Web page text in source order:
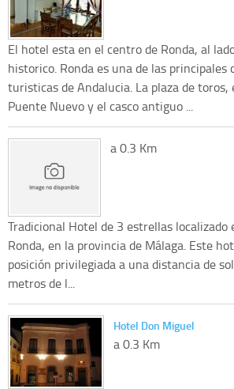
El hotel esta en el centro de Ronda, al
historico. Ronda es una de las principales
turisticas de Andalucia. La plaza de
Puente Nuevo y el casco antiguo ...
a 0.3 Km
Tradicional Hotel de 3 estrellas localizado
Ronda, en la provincia de Málaga. Este
posición privilegiada a una distancia de
metros de l...
Hotel Don Miguel
a 0.3 Km